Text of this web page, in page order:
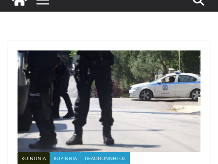
ΚΟΙΝΩΝΙΑ ΚΟΡΙΝΘΙΑ ΠΕΛΟΠΟΝΝΗΣΟΣ